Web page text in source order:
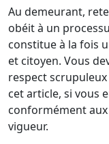
Au demeurant,
obéit à un
constitue à la fois
et citoyen. Vous
respect
cet article, si vous
conformément
vigueur.